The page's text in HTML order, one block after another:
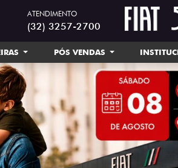
ATENDIMENTO
(32) 3257-2700
PÓS VENDAS